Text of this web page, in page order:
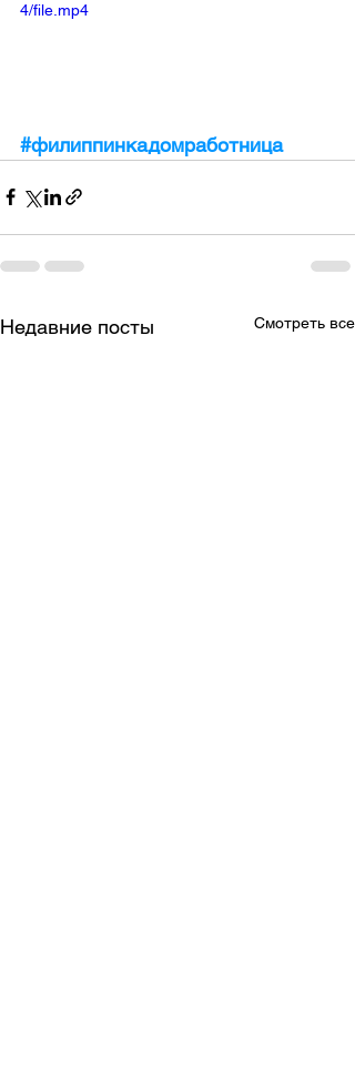
4/file.mp4
#филиппинкадомработница
Недавние посты Смотреть все